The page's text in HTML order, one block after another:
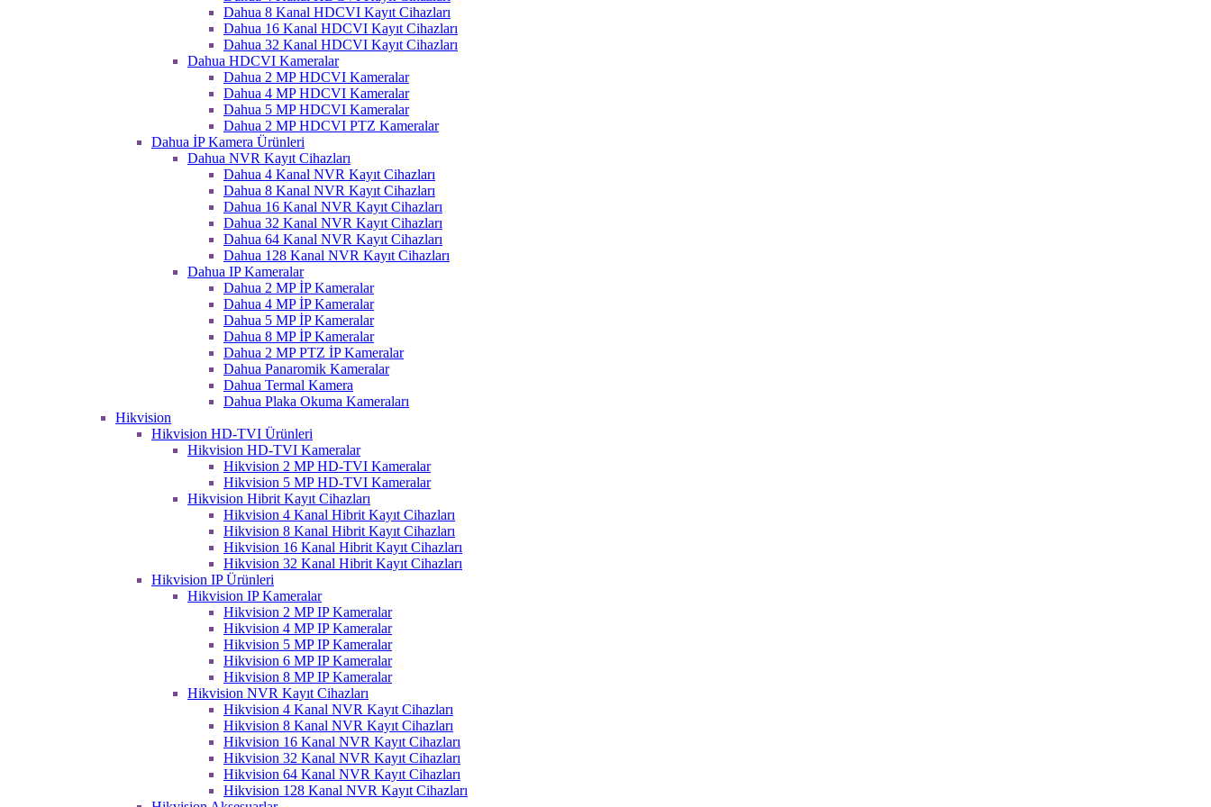
Dahua 8 Kanal HDCVI Kayıt Cihazları
Dahua 16 Kanal HDCVI Kayıt Cihazları
Dahua 32 Kanal HDCVI Kayıt Cihazları
Dahua HDCVI Kameralar
Dahua 2 MP HDCVI Kameralar
Dahua 4 MP HDCVI Kameralar
Dahua 5 MP HDCVI Kameralar
Dahua 2 MP HDCVI PTZ Kameralar
Dahua İP Kamera Ürünleri
Dahua NVR Kayıt Cihazları
Dahua 4 Kanal NVR Kayıt Cihazları
Dahua 8 Kanal NVR Kayıt Cihazları
Dahua 16 Kanal NVR Kayıt Cihazları
Dahua 32 Kanal NVR Kayıt Cihazları
Dahua 64 Kanal NVR Kayıt Cihazları
Dahua 128 Kanal NVR Kayıt Cihazları
Dahua IP Kameralar
Dahua 2 MP İP Kameralar
Dahua 4 MP İP Kameralar
Dahua 5 MP İP Kameralar
Dahua 8 MP İP Kameralar
Dahua 2 MP PTZ İP Kameralar
Dahua Panaromik Kameralar
Dahua Termal Kamera
Dahua Plaka Okuma Kameraları
Hikvision
Hikvision HD-TVI Ürünleri
Hikvision HD-TVI Kameralar
Hikvision 2 MP HD-TVI Kameralar
Hikvision 5 MP HD-TVI Kameralar
Hikvision Hibrit Kayıt Cihazları
Hikvision 4 Kanal Hibrit Kayıt Cihazları
Hikvision 8 Kanal Hibrit Kayıt Cihazları
Hikvision 16 Kanal Hibrit Kayıt Cihazları
Hikvision 32 Kanal Hibrit Kayıt Cihazları
Hikvision IP Ürünleri
Hikvision IP Kameralar
Hikvision 2 MP IP Kameralar
Hikvision 4 MP IP Kameralar
Hikvision 5 MP IP Kameralar
Hikvision 6 MP IP Kameralar
Hikvision 8 MP IP Kameralar
Hikvision NVR Kayıt Cihazları
Hikvision 4 Kanal NVR Kayıt Cihazları
Hikvision 8 Kanal NVR Kayıt Cihazları
Hikvision 16 Kanal NVR Kayıt Cihazları
Hikvision 32 Kanal NVR Kayıt Cihazları
Hikvision 64 Kanal NVR Kayıt Cihazları
Hikvision 128 Kanal NVR Kayıt Cihazları